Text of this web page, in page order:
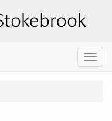
Menu